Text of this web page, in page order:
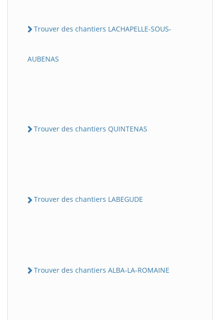
Trouver des chantiers LACHAPELLE-SOUS-
AUBENAS
Trouver des chantiers QUINTENAS
Trouver des chantiers LABEGUDE
Trouver des chantiers ALBA-LA-ROMAINE